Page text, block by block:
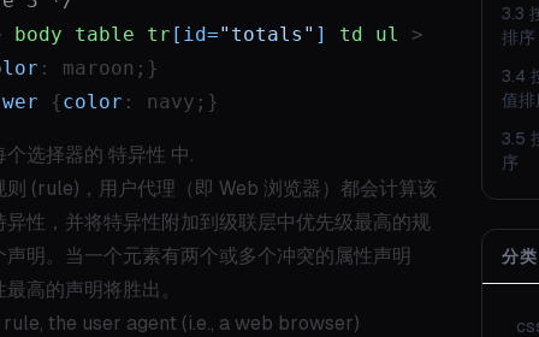
body table tr [id="totals" ] td ul
: maroon;}
{color : navy;}
个选择器的 特异性 中.
则 (rule)，用户代理（即 Web 浏览器）都会计算该
异性，并将特异性附加到级联层中优先级最高的规
声明。当一个元素有两个或多个冲突的属性声明
高的声明将胜出。
the user agent (i.e., a web browser)
3.3
排序
3.4
值排
3.5
序
分类